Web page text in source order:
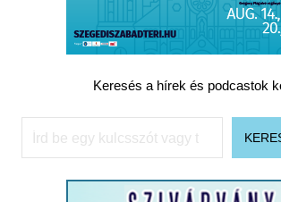
Keresés a hírek és podcastok
Keresés